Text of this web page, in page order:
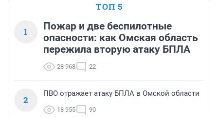
ТОП 5
1
Пожар и две беспилотные
опасности: как Омская область
пережила вторую атаку БПЛА
28 968 22
2
ПВО отражает атаку БПЛА в Омской области
18 955 90